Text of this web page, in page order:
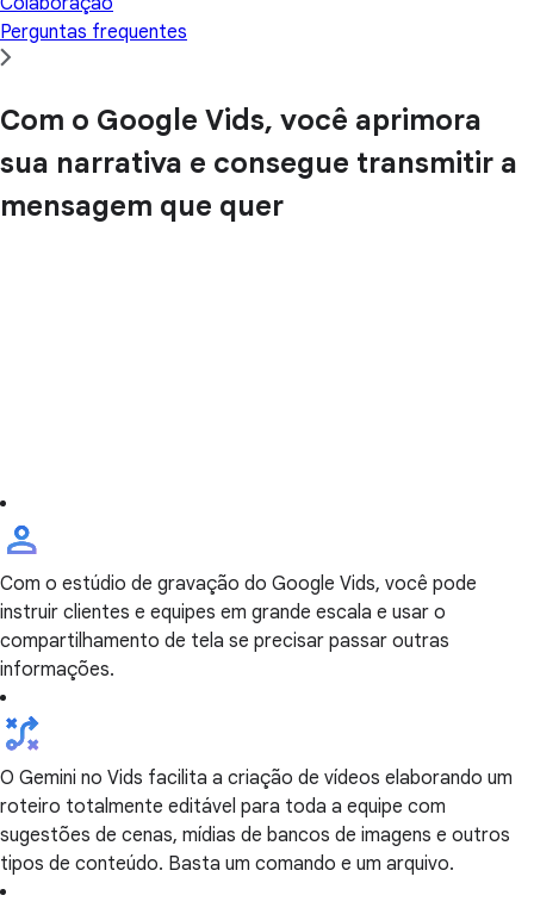
Perguntas frequentes
Com o Google Vids, você aprimora
sua narrativa e consegue transmitir a
mensagem que quer
Com o estúdio de gravação do Google Vids, você pode
instruir clientes e equipes em grande escala e usar o
compartilhamento de tela se precisar passar outras
informações.
O Gemini no Vids facilita a criação de vídeos elaborando um
roteiro totalmente editável para toda a equipe com
sugestões de cenas, mídias de bancos de imagens e outros
tipos de conteúdo. Basta um comando e um arquivo.